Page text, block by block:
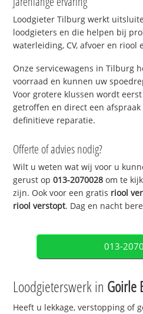
Loodgieter Tilburg werkt
loodgieters en die helpen bij
waterleiding, CV, afvoer en riool
Onze servicewagens in Tilburg
voorraad en kunnen uw
Voor grotere klussen wordt
getroffen en direct een afspraak
definitieve reparatie.
Offerte of advies nodig?
Wilt u weten wat wij voor u
gerust op013-2070028 om te
zijn. Ook voor een gratis riool
riool verstopt. Dag en nacht
013-
Loodgieterswerk in Goirle
Heeft u lekkage, verstopping of